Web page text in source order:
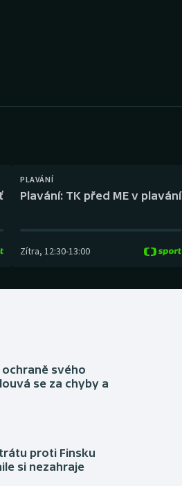
Parasport
PLAVÁNÍ
Plavání: TK před ME v plavání
Zítra, 12:30-13:00
svého
se za chyby a
proti Finsku
si nezahraje